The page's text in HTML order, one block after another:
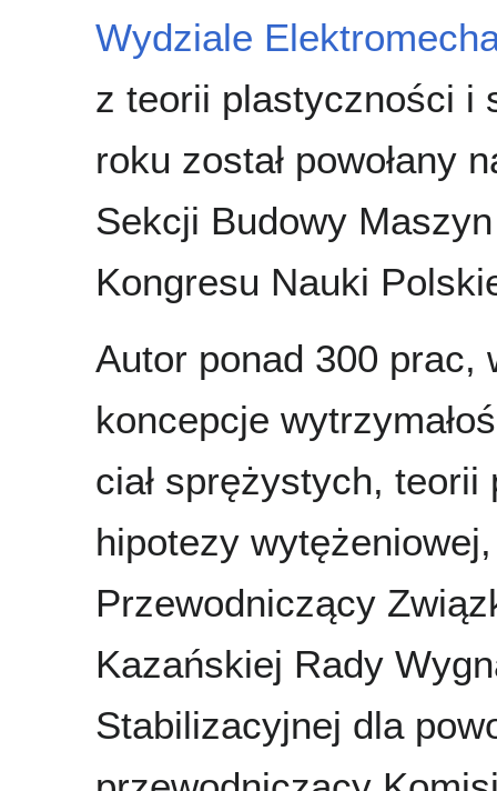
Wydziale
z teorii plastyczności i
roku został powołany
Sekcji Budowy
Kongresu Nauki
Autor ponad 300 prac,
koncepcje
ciał sprężystych, teorii
hipotezy
Przewodniczący
Kazańskiej Rady
Stabilizacyjnej dla